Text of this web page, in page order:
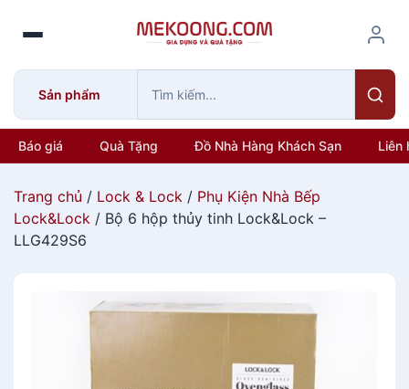
o
Sản phẩm
Báo giá Quà Tặng Đồ Nhà Hàng Khách Sạn Liên
Trang chủ / Lock & Lock / Phụ Kiện Nhà Bếp
Lock&Lock / Bộ 6 hộp thủy tinh Lock&Lock –
LLG429S6